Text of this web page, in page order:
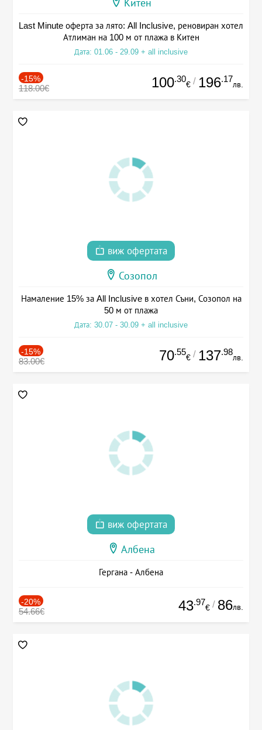
Китен
Last Minute оферта за лято: All Inclusive, реновиран хотел
Атлиман на 100 м от плажа в Китен
Дата: 01.06 - 29.09 + all inclusive
-15%
118.00€ 100.30
€ / 196.17
лв.
виж офертата
Созопол
Намаление 15% за All Inclusive в хотел Съни, Созопол на
50 м от плажа
Дата: 30.07 - 30.09 + all inclusive
-15%
83.00€ 70.55
€ / 137.98
лв.
виж офертата
Албена
Гергана - Албена
-20%
54.66€ 43.97
€ / 86лв.